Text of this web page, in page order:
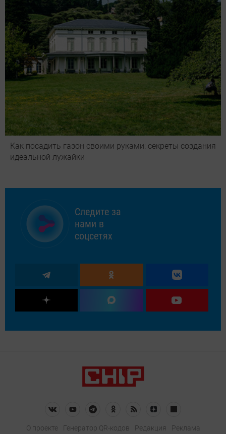
Как посадить газон своими руками: секреты создания
идеальной лужайки
Следите за
нами в
соцсетях
О проекте Генератор QR-кодов Редакция Реклама